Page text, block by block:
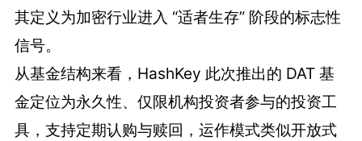
其定义为加密行业进入 “适者生存” 阶段的标志性
信号。
从基金结构来看，HashKey 此次推出的 DAT 基
金定位为永久性、仅限机构投资者参与的投资工
具，支持定期认购与赎回，运作模式类似开放式